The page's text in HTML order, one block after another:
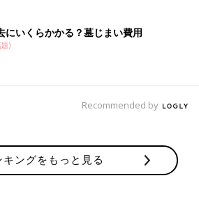
にいくらかかる？墓じまい費用
)
Recommended by
キングをもっと見る